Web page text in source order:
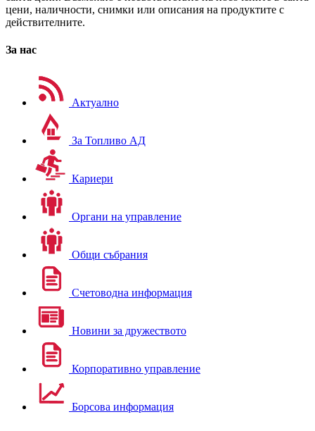
цени, наличности, снимки или описания на продуктите с
действителните.
За нас
Актуално
За Топливо АД
Кариери
Органи на управление
Общи събрания
Счетоводна информация
Новини за дружеството
Корпоративно управление
Борсова информация